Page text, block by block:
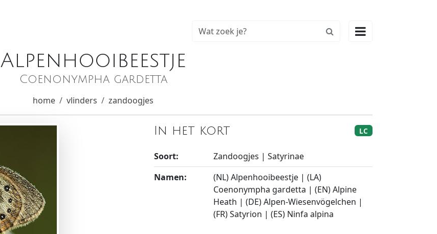

Alpenhooibeestje
Coenonympha gardetta
home vlinders zandoogjes
In het kort LC
Soort:
Zandoogjes | Satyrinae
Namen:
(NL) Alpenhooibeestje | (LA)
Coenonympha gardetta | (EN) Alpine
Heath | (DE) Alpen-Wiesenvögelchen |
(FR) Satyrion | (ES) Ninfa alpina